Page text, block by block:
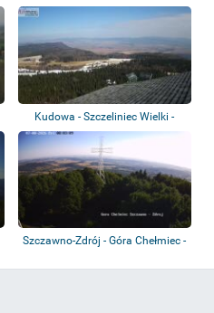
Andrzejówka
Kudowa - Szczeliniec Wielki -
Góry Stoło...
Szczawno-Zdrój - Góra Chełmiec -